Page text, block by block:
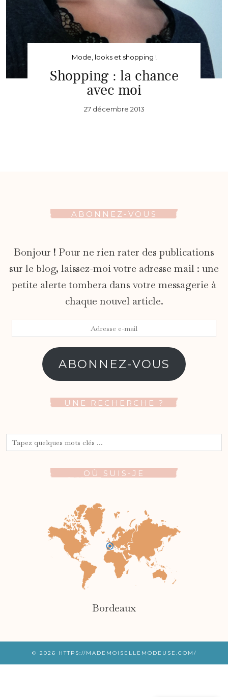
Mode, looks et shopping !
Shopping : la chance
avec moi
27 décembre 2013
ABONNEZ-VOUS
Bonjour ! Pour ne rien rater des publications
sur le blog, laissez-moi votre adresse mail : une
petite alerte tombera dans votre messagerie à
chaque nouvel article.
ABONNEZ-VOUS
UNE RECHERCHE ?
OÙ SUIS-JE
Bordeaux
© 2026 HTTPS://MADEMOISELLEMODEUSE.COM/